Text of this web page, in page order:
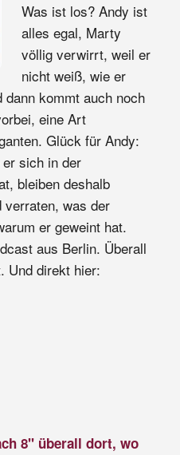
Was ist los? Andy ist
alles egal, Marty
völlig verwirrt, weil er
nicht weiß, wie er
kommt auch noch
eine Art
Glück für Andy:
sich in der
bleiben deshalb
verraten, was der
er geweint hat.
aus Berlin. Überall
Und direkt hier:
8" überall dort, wo